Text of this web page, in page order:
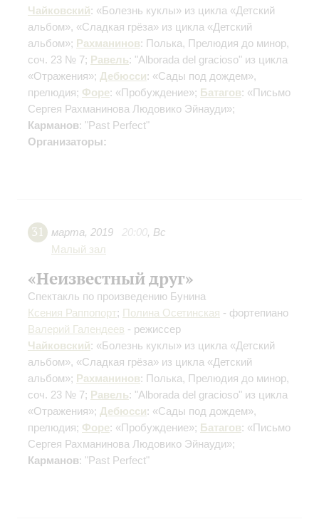
Чайковский: «Болезнь куклы» из цикла «Детский
альбом», «Сладкая грёза» из цикла «Детский
альбом»; Рахманинов: Полька, Прелюдия до минор,
соч. 23 № 7; Равель: "Alborada del gracioso" из цикла
«Отражения»; Дебюсси: «Сады под дождем»,
прелюдия; Форе: «Пробуждение»; Батагов: «Письмо
Сергея Рахманинова Людовико Эйнауди»;
Карманов: "Past Perfect"
Организаторы:
31 марта, 2019 20:00, Вс
Малый зал
«Неизвестный друг»
Спектакль по произведению Бунина
Ксения Раппопорт; Полина Осетинская - фортепиано
Валерий Галендеев - режиссер
Чайковский: «Болезнь куклы» из цикла «Детский
альбом», «Сладкая грёза» из цикла «Детский
альбом»; Рахманинов: Полька, Прелюдия до минор,
соч. 23 № 7; Равель: "Alborada del gracioso" из цикла
«Отражения»; Дебюсси: «Сады под дождем»,
прелюдия; Форе: «Пробуждение»; Батагов: «Письмо
Сергея Рахманинова Людовико Эйнауди»;
Карманов: "Past Perfect"